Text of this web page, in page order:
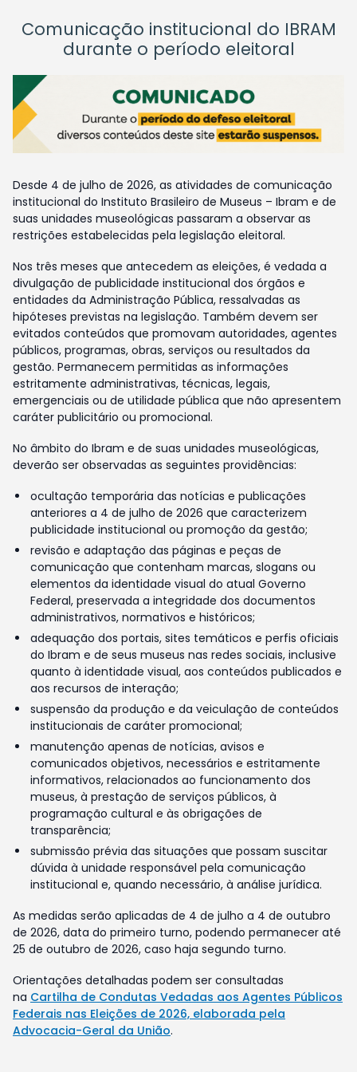
Comunicação institucional do IBRAM
durante o período eleitoral
Desde 4 de julho de 2026, as atividades de comunicação
institucional do Instituto Brasileiro de Museus – Ibram e de
suas unidades museológicas passaram a observar as
restrições estabelecidas pela legislação eleitoral.
Nos três meses que antecedem as eleições, é vedada a
divulgação de publicidade institucional dos órgãos e
entidades da Administração Pública, ressalvadas as
hipóteses previstas na legislação. Também devem ser
evitados conteúdos que promovam autoridades, agentes
públicos, programas, obras, serviços ou resultados da
gestão. Permanecem permitidas as informações
estritamente administrativas, técnicas, legais,
emergenciais ou de utilidade pública que não apresentem
caráter publicitário ou promocional.
No âmbito do Ibram e de suas unidades museológicas,
deverão ser observadas as seguintes providências:
ocultação temporária das notícias e publicações
anteriores a 4 de julho de 2026 que caracterizem
publicidade institucional ou promoção da gestão;
revisão e adaptação das páginas e peças de
comunicação que contenham marcas, slogans ou
elementos da identidade visual do atual Governo
Federal, preservada a integridade dos documentos
administrativos, normativos e históricos;
adequação dos portais, sites temáticos e perfis oficiais
do Ibram e de seus museus nas redes sociais, inclusive
quanto à identidade visual, aos conteúdos publicados e
aos recursos de interação;
suspensão da produção e da veiculação de conteúdos
institucionais de caráter promocional;
manutenção apenas de notícias, avisos e
comunicados objetivos, necessários e estritamente
informativos, relacionados ao funcionamento dos
museus, à prestação de serviços públicos, à
programação cultural e às obrigações de
transparência;
submissão prévia das situações que possam suscitar
dúvida à unidade responsável pela comunicação
institucional e, quando necessário, à análise jurídica.
As medidas serão aplicadas de 4 de julho a 4 de outubro
de 2026, data do primeiro turno, podendo permanecer até
25 de outubro de 2026, caso haja segundo turno.
Orientações detalhadas podem ser consultadas
na Cartilha de Condutas Vedadas aos Agentes Públicos
Federais nas Eleições de 2026, elaborada pela
Advocacia-Geral da União.